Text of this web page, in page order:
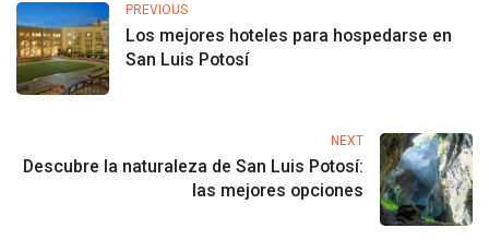
PREVIOUS
Los mejores hoteles para hospedarse en
San Luis Potosí
NEXT
Descubre la naturaleza de San Luis Potosí:
las mejores opciones